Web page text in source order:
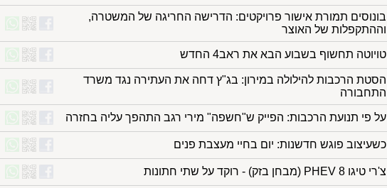
בונוסים תמורת אישור פרויקטים: הדרישה החריגה של המשטרה,
וההתקפלות של האוצר
טויוטה תחשוף בשבוע הבא את ראב4 החדש
הסטת הרכבות להילולה במירון: בג"ץ דחה את העתירה נגד משרד
התחבורה
על פי תנועת הרכבות: הפייק ש"חשפה" מירי רגב התהפך עליה בחזרה
כשעיצוב פוגש חדשנות: יום בחיי מעצבת פנים
צ'רי טיגו 8 PHEV (מבחן בזק) - רוקד על שתי חתונות